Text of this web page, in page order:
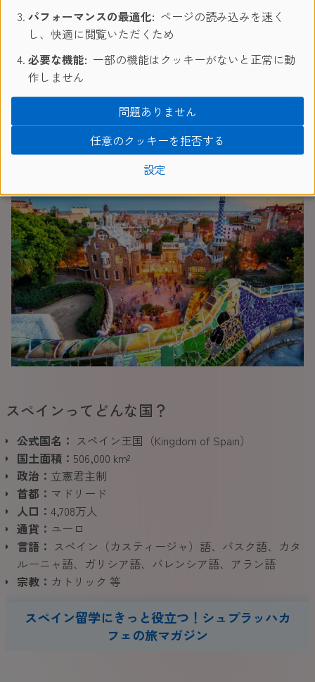
スペイン留学体験談
ご卒業生の声
スペインってどんな国？
公式国名： スペイン王国（Kingdom of Spain）
国土面積： 506,000 km²
政治： 立憲君主制
首都： マドリード
人口： 4,708万人
通貨： ユーロ
言語： スペイン（カスティージャ）語、バスク語、カタ
ルーニャ語、ガリシア語、バレンシア語、アラン語
宗教： カトリック 等
スペイン留学にきっと役立つ！シュプラッハカ
フェの旅マガジン
パフォーマンスの最適化: ページの読み込みを速く
し、快適に閲覧いただくため
必要な機能: 一部の機能はクッキーがないと正常に動
作しません
設定
任意のクッキーを拒否する
問題ありません